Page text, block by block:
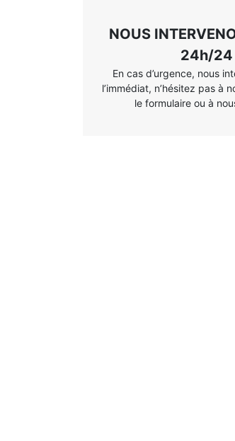
NOUS
24h/24
En cas d’urgence, nous
l’immédiat, n’hésitez pas à
le formulaire ou à